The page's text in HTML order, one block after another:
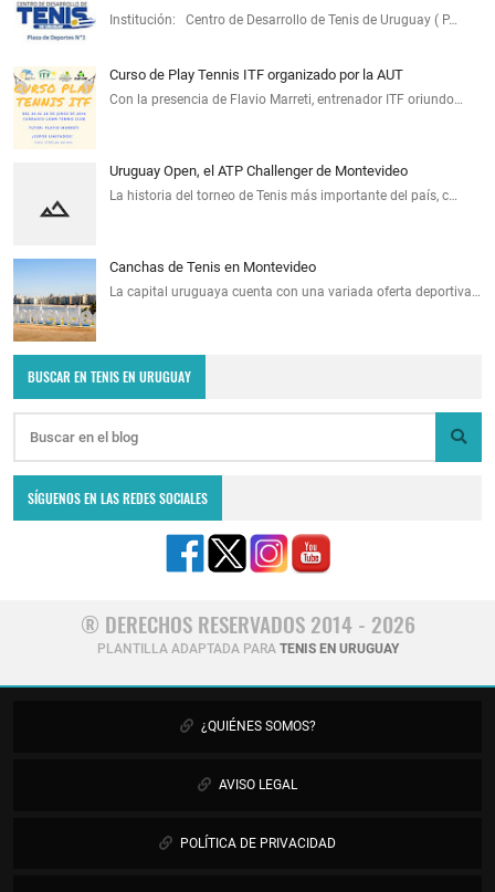
Institución: Centro de Desarrollo de Tenis de Uruguay ( P…
Curso de Play Tennis ITF organizado por la AUT
Con la presencia de Flavio Marreti, entrenador ITF oriundo…
Uruguay Open, el ATP Challenger de Montevideo
La historia del torneo de Tenis más importante del país, c…
Canchas de Tenis en Montevideo
La capital uruguaya cuenta con una variada oferta deportiva…
BUSCAR EN TENIS EN URUGUAY
SÍGUENOS EN LAS REDES SOCIALES
® DERECHOS RESERVADOS 2014 - 2026
PLANTILLA ADAPTADA PARA TENIS EN URUGUAY
¿QUIÉNES SOMOS?
AVISO LEGAL
POLÍTICA DE PRIVACIDAD